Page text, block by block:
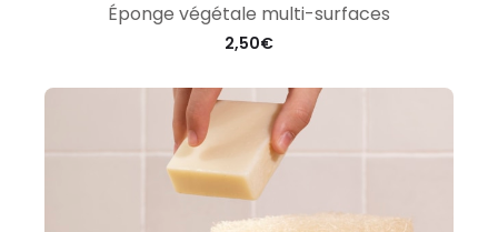
Éponge végétale multi-surfaces
2,50€